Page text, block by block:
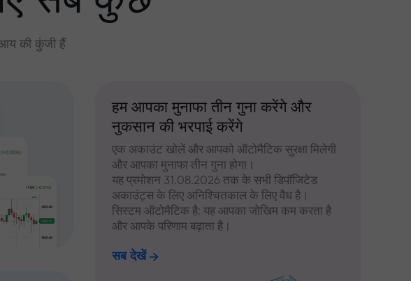
आय की कुंजी हैं
हम आपका मुनाफा तीन गुना करेंगे और
नुकसान की भरपाई करेंगे
एक अकाउंट खोलें और आपको ऑटोमैटिक सुरक्षा मिलेगी
और आपका मुनाफा तीन गुना होगा।
यह प्रमोशन 31.08.2026 तक के सभी डिपॉजिटेड
अकाउंट्स के लिए अनिश्चितकाल के लिए वैध है।
सिस्टम ऑटोमैटिक है: यह आपका जोखिम कम करता है
और आपके परिणाम बढ़ाता है।
सब देखें